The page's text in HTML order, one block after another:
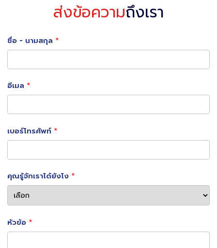
SKY ICT ผู้อยู่เบื้องหลังเทคโนโลยี
อัจฉริยะของสนามบินไทย
ในฐานะผู้นำด้าน Digital Aviation Technology SKY ICT
พัฒนาระบบอัจฉริยะให้ทั้งสุวรรณภูมิ–ดอนเมือง และสนามบิน
ในไทย เพื่อยกระดับอุตสาหกรรมการบินไทยสู่มาตรฐานระดับ
ส่งข้อความถึงเรา
ชื่อ - นามสกุล
อีเมล
เบอร์โทรศัพท์
คุณรู้จักเราได้ยังไง
หัวข้อ